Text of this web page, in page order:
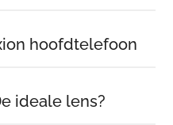
hoofdtelefoon
ideale lens?